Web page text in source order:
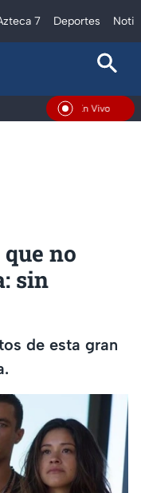
7 Deportes
En Vivo
no
sin
de esta gran